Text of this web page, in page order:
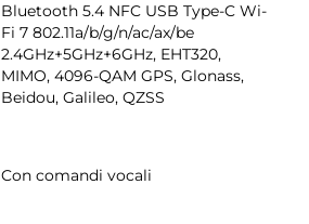
Bluetooth 5.4 NFC USB Type-C Wi-
Fi 7 802.11a/b/g/n/ac/ax/be
2.4GHz+5GHz+6GHz, EHT320,
MIMO, 4096-QAM GPS, Glonass,
Beidou, Galileo, QZSS
Con comandi vocali